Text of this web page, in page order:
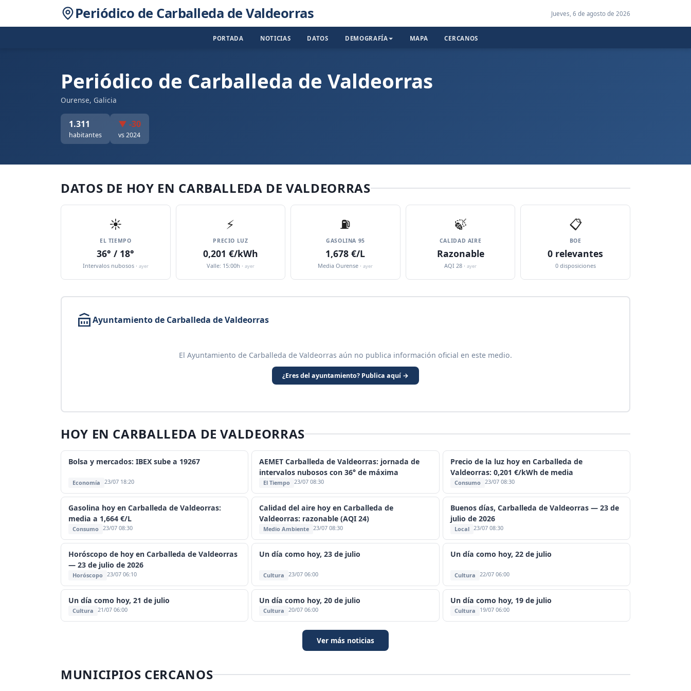
Periódico de Carballeda de Valdeorras Jueves, 6 de agosto de 2026
PORTADA NOTICIAS DATOS DEMOGRAFÍA MAPA CERCANOS
Periódico de Carballeda de Valdeorras
Ourense, Galicia
1.311
habitantes
▼ -30
vs 2024
DATOS DE HOY EN CARBALLEDA DE VALDEORRAS
☀️
EL TIEMPO
36° / 18°
Intervalos nubosos · ayer
⚡
PRECIO LUZ
0,201 €/kWh
Valle: 15:00h · ayer
⛽️
GASOLINA 95
1,678 €/L
Media Ourense ·ayer
🍃
CALIDAD AIRE
Razonable
AQI 28 ·ayer
📋
BOE
0 relevantes
0 disposiciones
Ayuntamiento de Carballeda de Valdeorras
El Ayuntamiento de Carballeda de Valdeorras aún no publica información oficial en este medio.
¿Eres del ayuntamiento? Publica aquí →
HOY EN CARBALLEDA DE VALDEORRAS
Bolsa y mercados: IBEX sube a 19267
Economía 23/07 18:20
AEMET Carballeda de Valdeorras: jornada de
intervalos nubosos con 36° de máxima
El Tiempo 23/07 08:30
Precio de la luz hoy en Carballeda de
Valdeorras: 0,201 €/kWh de media
Consumo 23/07 08:30
Gasolina hoy en Carballeda de Valdeorras:
media a 1,664 €/L
Consumo 23/07 08:30
Calidad del aire hoy en Carballeda de
Valdeorras: razonable (AQI 24)
Medio Ambiente 23/07 08:30
Buenos días, Carballeda de Valdeorras — 23 de
julio de 2026
Local 23/07 08:30
Horóscopo de hoy en Carballeda de Valdeorras
— 23 de julio de 2026
Horóscopo 23/07 06:10
Un día como hoy, 23 de julio
Cultura 23/07 06:00
Un día como hoy, 22 de julio
Cultura 22/07 06:00
Un día como hoy, 21 de julio
Cultura 21/07 06:00
Un día como hoy, 20 de julio
Cultura 20/07 06:00
Un día como hoy, 19 de julio
Cultura 19/07 06:00
Ver más noticias
MUNICIPIOS CERCANOS